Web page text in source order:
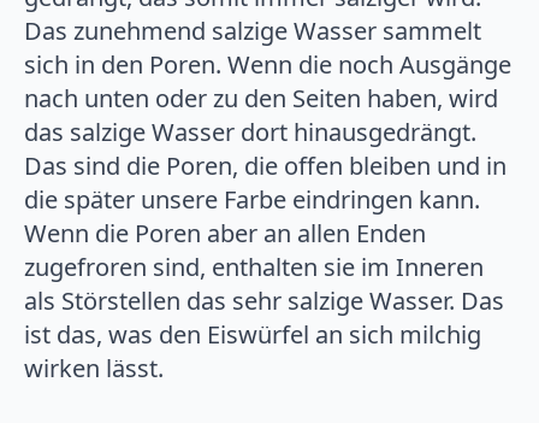
Das zunehmend salzige Wasser sammelt
sich in den Poren. Wenn die noch Ausgänge
nach unten oder zu den Seiten haben, wird
das salzige Wasser dort hinausgedrängt.
Das sind die Poren, die offen bleiben und in
die später unsere Farbe eindringen kann.
Wenn die Poren aber an allen Enden
zugefroren sind, enthalten sie im Inneren
als Störstellen das sehr salzige Wasser. Das
ist das, was den Eiswürfel an sich milchig
wirken lässt.